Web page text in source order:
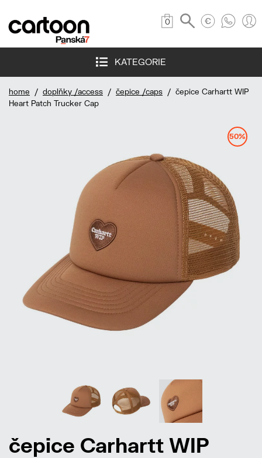
0
KATEGORIE
home / doplňky /access / čepice /caps / čepice Carhartt WIP
Heart Patch Trucker Cap
50%
čepice Carhartt WIP